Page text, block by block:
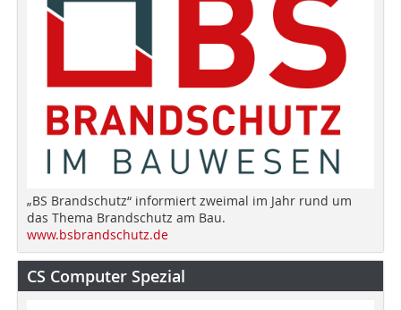
„BS Brandschutz“ informiert zweimal im Jahr rund um
das Thema Brandschutz am Bau.
www.bsbrandschutz.de
CS Computer Spezial